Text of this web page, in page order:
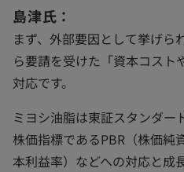
島津氏：
まず、外部要因として挙げら
ら要請を受けた「資本コスト
対応です。
ミヨシ油脂は東証スタンダー
株価指標であるPBR（株価純
本利益率）などへの対応と成